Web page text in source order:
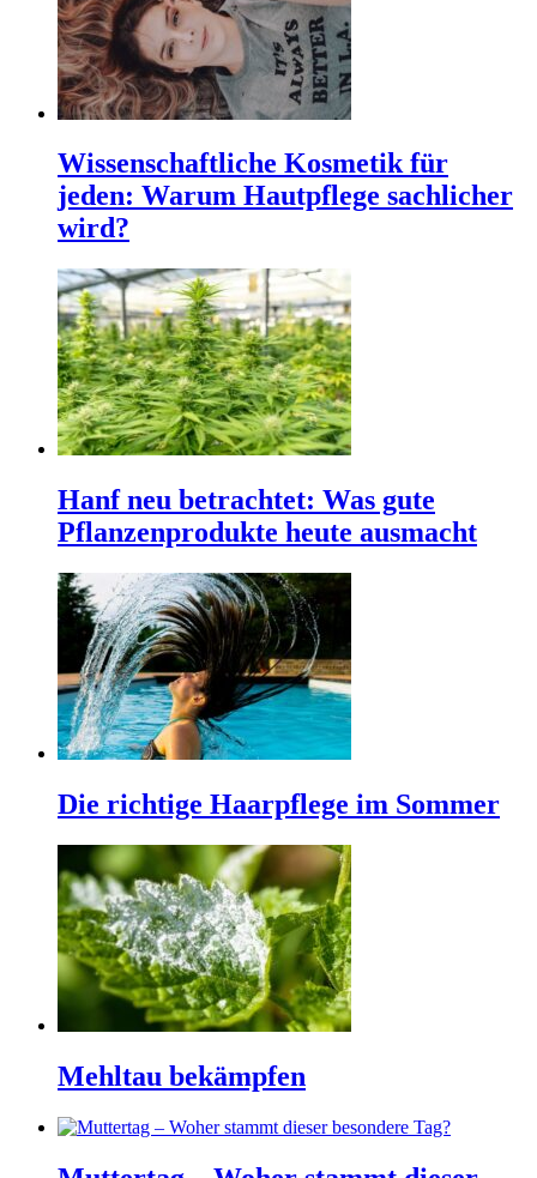
Wissenschaftliche Kosmetik für
jeden: Warum Hautpflege sachlicher
wird?
Hanf neu betrachtet: Was gute
Pflanzenprodukte heute ausmacht
Die richtige Haarpflege im Sommer
Mehltau bekämpfen